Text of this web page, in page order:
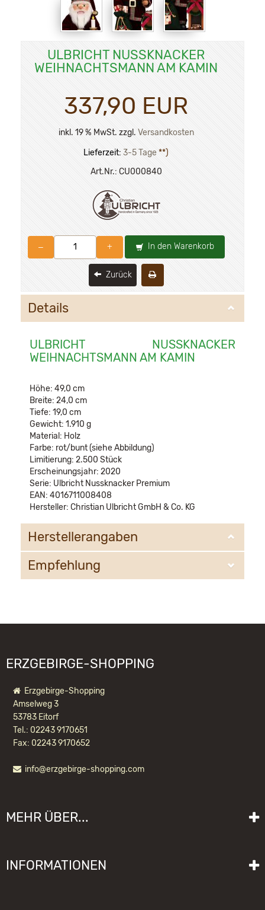
ULBRICHT NUSSKNACKER
WEIHNACHTSMANN AM KAMIN
337,90 EUR
inkl. 19 % MwSt. zzgl. Versandkosten
Lieferzeit: 3-5 Tage **)
Art.Nr.: CU000840
– + In den Warenkorb
Zurück
Details
ULBRICHT NUSSKNACKER
WEIHNACHTSMANN AM KAMIN
Höhe: 49,0 cm
Breite: 24,0 cm
Tiefe: 19,0 cm
Gewicht: 1.910 g
Material: Holz
Farbe: rot/bunt (siehe Abbildung)
Limitierung: 2.500 Stück
Erscheinungsjahr: 2020
Serie: Ulbricht Nussknacker Premium
EAN: 4016711008408
Hersteller: Christian Ulbricht GmbH & Co. KG
Herstellerangaben
Christian Ulbricht GmbH & Co. KG
Empfehlung
ERZGEBIRGE-SHOPPING
Erzgebirge-Shopping
Amselweg 3
53783 Eitorf
Tel.: 02243 9170651
Fax: 02243 9170652
info@erzgebirge-shopping.com
MEHR ÜBER...
Lieferzeit
INFORMATIONEN